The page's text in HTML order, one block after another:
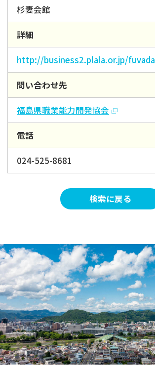
杉妻会館
詳細
http://business2.plala.or.jp/fuvada
問い合わせ先
福島県職業能力開発協会
電話
024-525-8681
検索に戻る